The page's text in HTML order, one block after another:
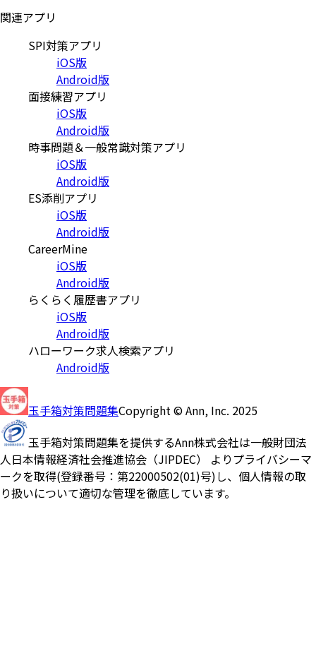
関連アプリ
SPI対策アプリ
iOS版
Android版
面接練習アプリ
iOS版
Android版
時事問題＆一般常識対策アプリ
iOS版
Android版
ES添削アプリ
iOS版
Android版
CareerMine
iOS版
Android版
らくらく履歴書アプリ
iOS版
Android版
ハローワーク求人検索アプリ
Android版
玉手箱対策問題集Copyright © Ann, Inc. 2025
玉手箱対策問題集を提供するAnn株式会社は一般財団法
人日本情報経済社会推進協会（JIPDEC） よりプライバシーマ
ークを取得(登録番号：第22000502(01)号)し、個人情報の取
り扱いについて適切な管理を徹底しています。